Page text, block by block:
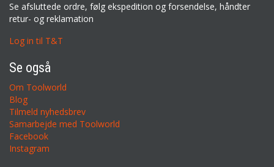
Se afsluttede ordre, følg ekspedition og forsendelse, håndter
retur- og reklamation
Log in til T&T
Se også
Om Toolworld
Blog
Tilmeld nyhedsbrev
Samarbejde med Toolworld
Facebook
Instagram